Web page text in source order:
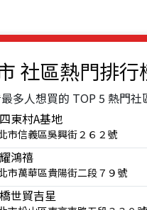
社區熱門排行
多人想買的 TOP 5 熱門社
東村A基地
市信義區吳興街２６２號
鴻禧
市萬華區貴陽街二段７９號
世貿吉星